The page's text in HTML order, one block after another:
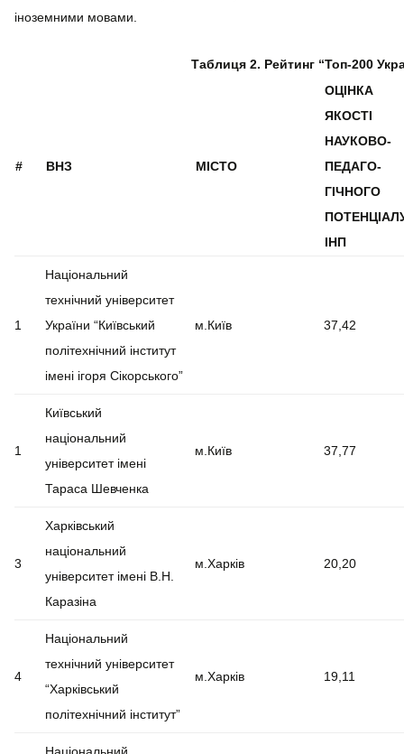
іноземними мовами.
Таблиця 2. Рейтинг “Топ-200
# ВНЗ МІСТО
ОЦІНКА
ЯКОСТІ
НАУКОВО-
ПЕДАГО-
ГІЧНОГО
IНП
1
Національний
технічний університет
України “Київський
політехнічний інститут
імені ігоря Сікорського”
м.Київ 37,42
1
Київський
національний
університет імені
Тараса Шевченка
м.Київ 37,77
3
Харківський
національний
університет імені В.Н.
Каразіна
м.Харків 20,20
4
Національний
технічний університет
“Харківський
політехнічний інститут”
м.Харків 19,11